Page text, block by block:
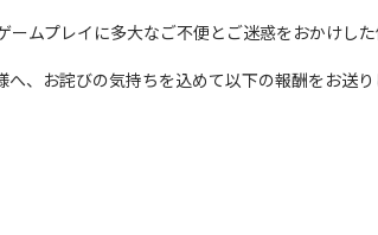
ムプレイに多大なご不便とご迷惑をおかけし
、お詫びの気持ちを込めて以下の報酬をお送り